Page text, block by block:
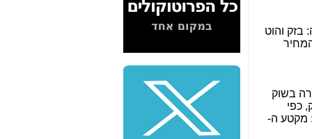
בזק והוט
בשוק
כפי
מקטע ה-
כאן
סיכום ביקור בסיליקון
משקיעות ומפתחות
באותם תחומים -כאן
שלמה פילבר (עד
לאחרונה מנכ"ל משרד
התקשורת) - עד
מדינה? הצחקתם